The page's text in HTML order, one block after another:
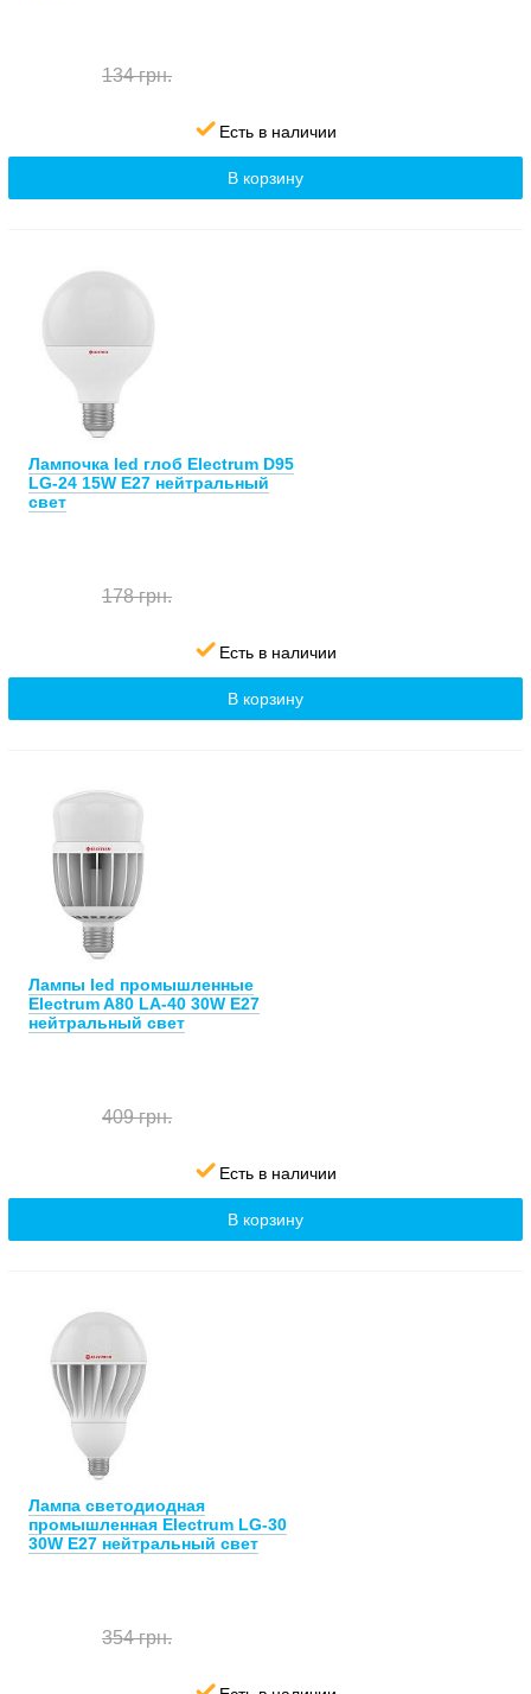
134 грн.
Есть в наличии
В корзину
Лампочка led глоб Electrum D95
LG-24 15W E27 нейтральный
свет
178 грн.
Есть в наличии
В корзину
Лампы led промышленные
Electrum A80 LA-40 30W E27
нейтральный свет
409 грн.
Есть в наличии
В корзину
Лампа светодиодная
промышленная Electrum LG-30
30W E27 нейтральный свет
354 грн.